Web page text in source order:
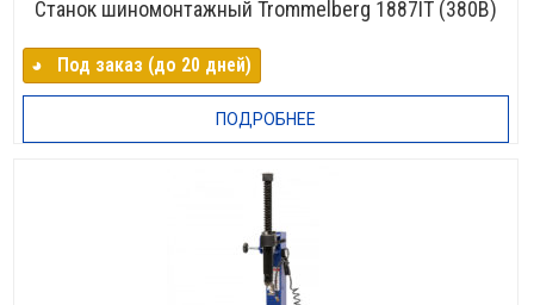
Станок шиномонтажный Trommelberg 1887IT (380В)
◕⠀Под заказ (до 20 дней)
ПОДРОБНЕЕ